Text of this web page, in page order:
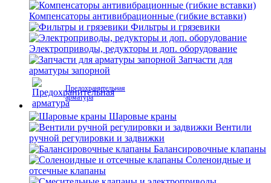
Компенсаторы антивибрационные (гибкие вставки)
Фильтры и грязевики
Электроприводы, редукторы и доп. оборудование
Запчасти для
арматуры запорной
Предохранительная
арматура
Шаровые краны
Вентили
ручной регулировки и задвижки
Балансировочные клапаны
Соленоидные и
отсечные клапаны